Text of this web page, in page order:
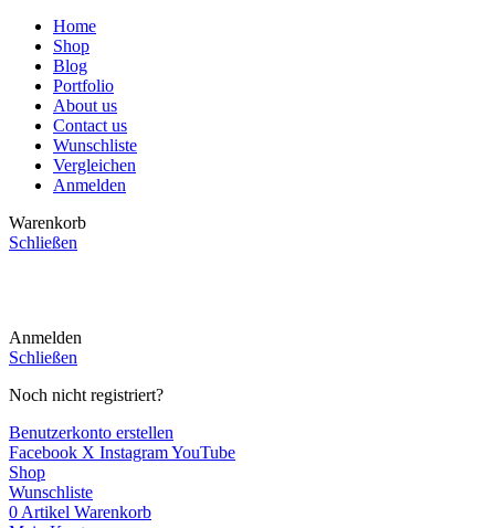
Home
Shop
Blog
Portfolio
About us
Contact us
Wunschliste
Vergleichen
Anmelden
Warenkorb
Schließen
Anmelden
Schließen
Noch nicht registriert?
Benutzerkonto erstellen
Facebook X InstagramYouTube
Shop
Wunschliste
0Artikel Warenkorb